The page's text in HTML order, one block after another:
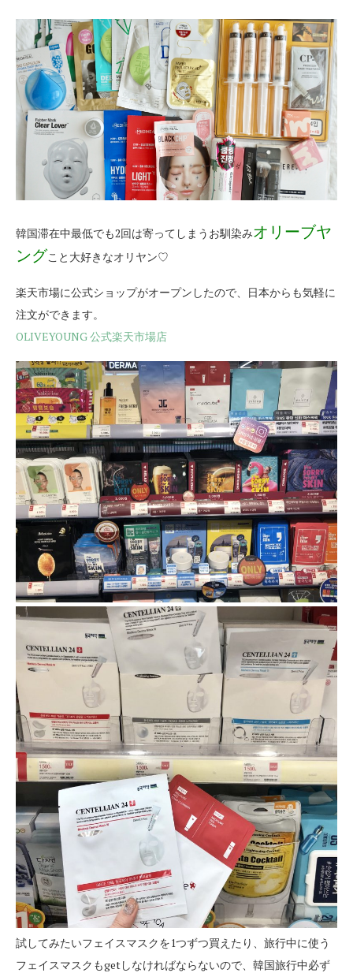
韓国滞在中最低でも2回は寄ってしまうお馴染みオリーブヤ
ングこと大好きなオリヤン♡
楽天市場に公式ショップがオープンしたので、日本からも気軽に
注文ができます。
OLIVEYOUNG 公式楽天市場店
試してみたいフェイスマスクを1つずつ買えたり、旅行中に使う
フェイスマスクもgetしなければならないので、韓国旅行中必ず